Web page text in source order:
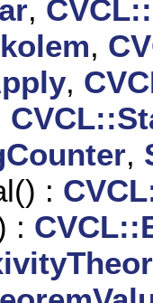
,
,
,
,
:
: